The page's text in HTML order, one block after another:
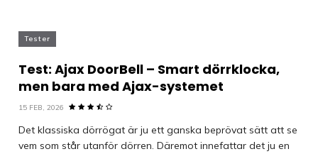
Tester
Test: Ajax DoorBell – Smart dörrklocka,
men bara med Ajax-systemet
15 FEB, 2026
Det klassiska dörrögat är ju ett ganska beprövat sätt att se
vem som står utanför dörren. Däremot innefattar det ju en